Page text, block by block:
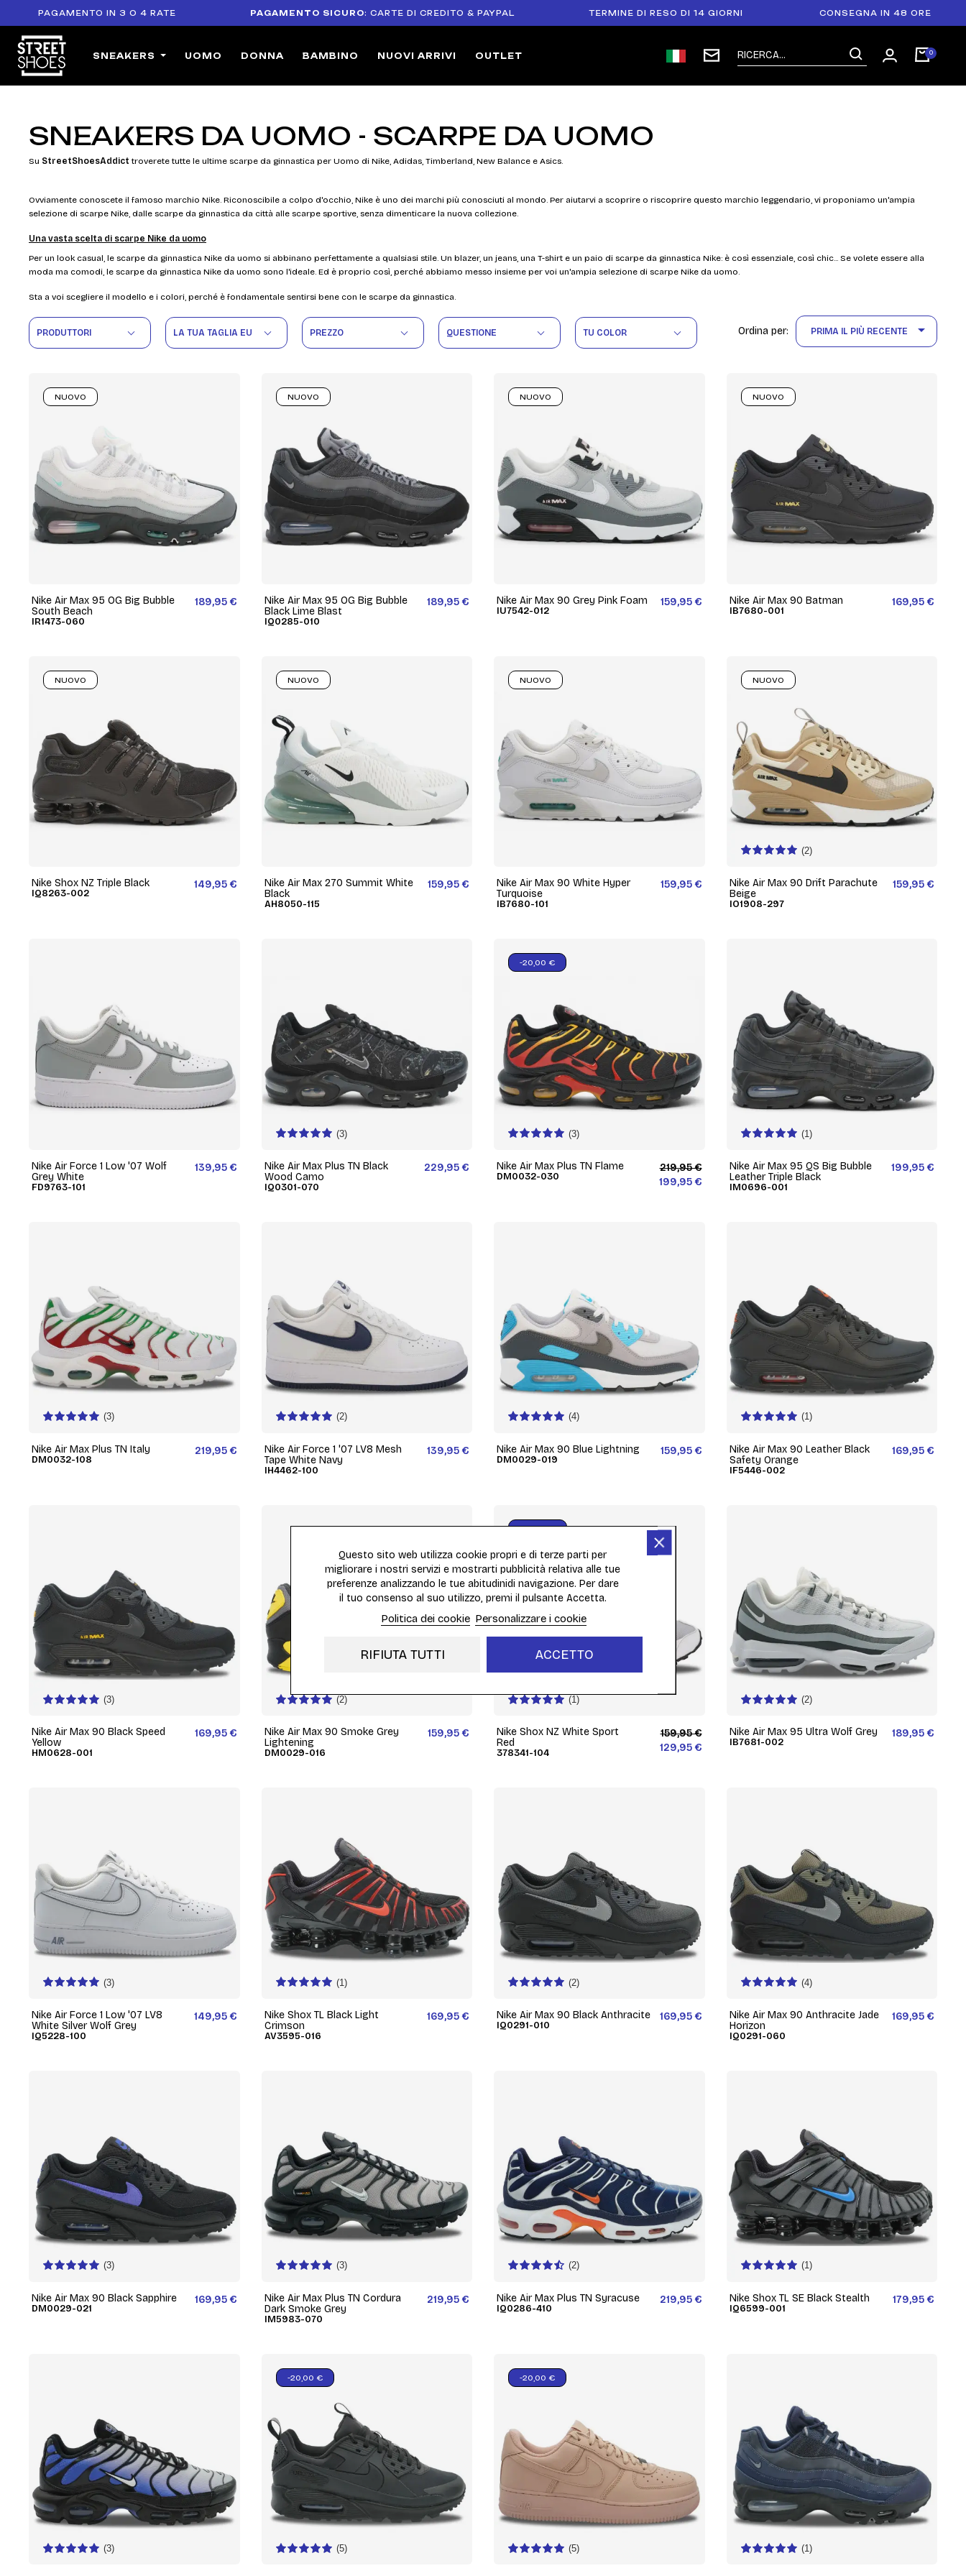
IN 3 O 4 RATE PAGAMENTO SICURO : CARTE DI CREDITO & PAYPAL TERMINE DI RESO DI 14 GIORNI CONSEGNA IN 48 ORE
SNEAKERS UOMO DONNA BAMBINO NUOVI ARRIVI OUTLET
SNEAKERS DA UOMO - SCARPE DA UOMO
Su StreetShoesAddict troverete tutte le ultime scarpe da ginnastica per Uomo di Nike, Adidas, Timberland, New Balance e Asics.
Ovviamente conoscete il famoso marchio Nike. Riconoscibile a colpo d'occhio, Nike è uno dei marchi più conosciuti al mondo. Per aiutarvi a scoprire o riscoprire questo marchio leggendario, vi proponiamo un'ampia
selezione di scarpe Nike, dalle scarpe da ginnastica da città alle scarpe sportive, senza dimenticare la nuova collezione.
Una vasta scelta di scarpe Nike da uomo
Per un look casual, le scarpe da ginnastica Nike da uomo si abbinano perfettamente a qualsiasi stile. Un blazer, un jeans, una T-shirt e un paio di scarpe da ginnastica Nike: è così essenziale, così chic... Se volete essere alla
moda ma comodi, le scarpe da ginnastica Nike da uomo sono l'ideale. Ed è proprio così, perché abbiamo messo insieme per voi un'ampia selezione di scarpe Nike da uomo.
Sta a voi scegliere il modello e i colori, perché è fondamentale sentirsi bene con le scarpe da ginnastica.
PRODUTTORI LA TUA TAGLIA EU PREZZO QUESTIONE TU COLOR Ordina per: PRIMA IL PIÙ RECENTE 
Nike Air Max 95 OG Big Bubble
South Beach
IR1473-060
189,95 €
NUOVO
Nike Air Max 95 OG Big Bubble
Black Lime Blast
IQ0285-010
189,95 €
NUOVO
Nike Air Max 90 Grey Pink Foam
IU7542-012
159,95 €
NUOVO
Nike Air Max 90 Batman
IB7680-001
169,95 €
NUOVO
Nike Shox NZ Triple Black
IQ8263-002
149,95 €
NUOVO
Nike Air Max 270 Summit White
Black
AH8050-115
159,95 €
NUOVO
Nike Air Max 90 White Hyper
Turquoise
IB7680-101
159,95 €
NUOVO
(2)
Nike Air Max 90 Drift Parachute
Beige
IO1908-297
159,95 €
NUOVO
Nike Air Force 1 Low '07 Wolf
Grey White
FD9763-101
139,95 €
(3)
Nike Air Max Plus TN Black
Wood Camo
IQ0301-070
229,95 €
(3)
Nike Air Max Plus TN Flame
DM0032-030
219,95 €
199,95 €
-20,00 €
(1)
Nike Air Max 95 QS Big Bubble
Leather Triple Black
IM0696-001
199,95 €
(3)
Nike Air Max Plus TN Italy
DM0032-108
219,95 €
(2)
Nike Air Force 1 '07 LV8 Mesh
Tape White Navy
IH4462-100
139,95 €
(4)
Nike Air Max 90 Blue Lightning
DM0029-019
159,95 €
(1)
Nike Air Max 90 Leather Black
Safety Orange
IF5446-002
169,95 €
(3)
Nike Air Max 90 Black Speed
Yellow
HM0628-001
169,95 €
(2)
Nike Air Max 90 Smoke Grey
Lightening
DM0029-016
159,95 €
(1)
Nike Shox NZ White Sport
Red
378341-104
159,95 €
129,95 €
-30,00 €
(2)
Nike Air Max 95 Ultra Wolf Grey
IB7681-002
189,95 €
(3)
Nike Air Force 1 Low '07 LV8
White Silver Wolf Grey
IQ5228-100
149,95 €
(1)
Nike Shox TL Black Light
Crimson
AV3595-016
169,95 €
(2)
Nike Air Max 90 Black Anthracite
IQ0291-010
169,95 €
(4)
Nike Air Max 90 Anthracite Jade
Horizon
IQ0291-060
169,95 €
(3)
Nike Air Max 90 Black Sapphire
DM0029-021
169,95 €
(3)
Nike Air Max Plus TN Cordura
Dark Smoke Grey
IM5983-070
219,95 €
(2)
Nike Air Max Plus TN Syracuse
IQ0286-410
219,95 €
(1)
Nike Shox TL SE Black Stealth
IQ6599-001
179,95 €
(3) (5)
-20,00 €
(5)
-20,00 €
(1)
Questo sito web utilizza cookie propri e di terze parti per
migliorare i nostri servizi e mostrarti pubblicità relativa alle tue
preferenze analizzando le tue abitudinidi navigazione. Per dare
il tuo consenso al suo utilizzo, premi il pulsante Accetta.
Politica dei cookie Personalizzare i cookie
RIFIUTA TUTTI ACCETTO